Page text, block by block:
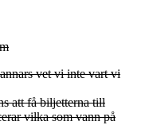
vet vi inte vart vi
att få biljetterna till
vilka som vann på